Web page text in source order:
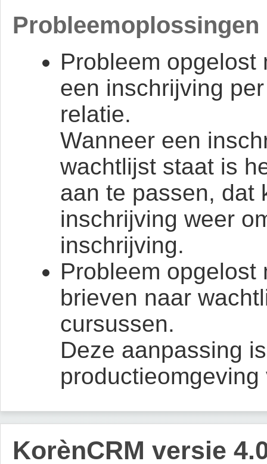
Probleemoplossingen
Probleem
een inschrijving
relatie.
Wanneer een
wachtlijst staat is
aan te passen, dat
inschrijving weer
inschrijving.
Probleem opgelost
brieven naar
cursussen.
Deze aanpassing
productieomgeving
KorènCRM versie